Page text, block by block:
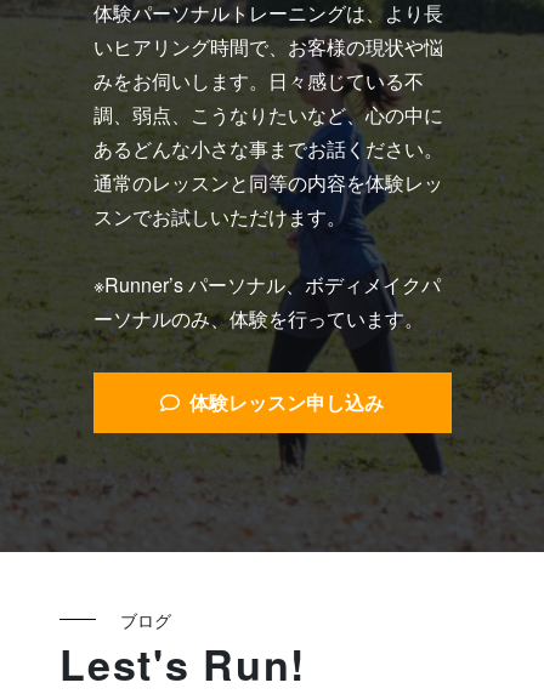
体験パーソナルトレーニングは、より長
いヒアリング時間で、お客様の現状や悩
みをお伺いします。日々感じている不
調、弱点、こうなりたいなど、心の中に
あるどんな小さな事までお話ください。
通常のレッスンと同等の内容を体験レッ
スンでお試しいただけます。
※Runner’s パーソナル、ボディメイクパ
ーソナルのみ、体験を行っています。
体験レッスン申し込み
ブログ
Lest's Run!